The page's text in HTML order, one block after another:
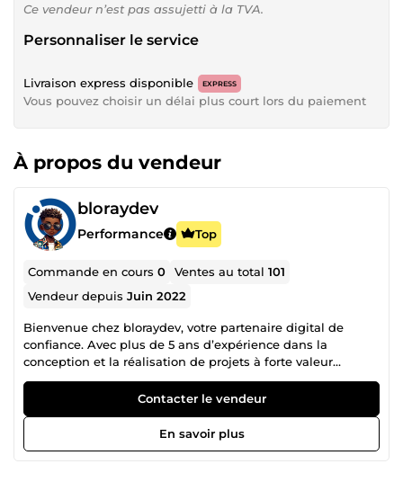
Ce vendeur n’est pas assujetti à la TVA.
Personnaliser le service
Livraison express disponible EXPRESS
Vous pouvez choisir un délai plus court lors du paiement
À propos du vendeur
bloraydev
Performance Top
Commande en cours0 Ventes au total101
Vendeur depuisJuin 2022
Bienvenue chez bloraydev, votre partenaire digital de
confiance. Avec plus de 5 ans d’expérience dans la
conception et la réalisation de projets à forte valeur
ajoutée, nous accompagnons votre entreprise dans les
domaines suivants : 💻 E-commerce (création, optimisation
et maintenance de boutiques en ligne) 📢 Marketing
digital (campagnes Google Ads, Facebook Ads, stratégies
de génération de leads) ⚙️ Maintenance de sites web
Contacter le vendeur
En savoir plus